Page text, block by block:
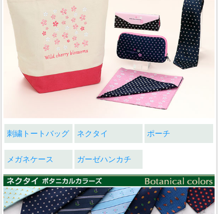
刺繍トートバッグ ネクタイ ポーチ
メガネケース ガーゼハンカチ